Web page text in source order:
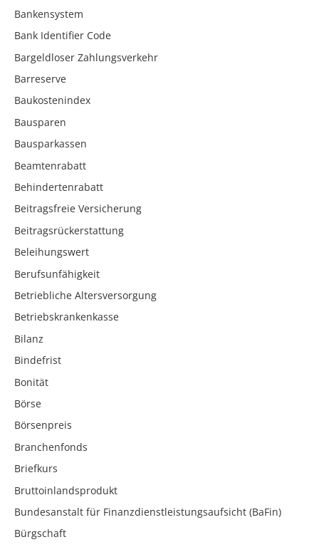
Bankensystem
Bank Identifier Code
Bargeldloser Zahlungsverkehr
Barreserve
Baukostenindex
Bausparen
Bausparkassen
Beamtenrabatt
Behindertenrabatt
Beitragsfreie Versicherung
Beitragsrückerstattung
Beleihungswert
Berufsunfähigkeit
Betriebliche Altersversorgung
Betriebskrankenkasse
Bilanz
Bindefrist
Bonität
Börse
Börsenpreis
Branchenfonds
Briefkurs
Bruttoinlandsprodukt
Bundesanstalt für Finanzdienstleistungsaufsicht (BaFin)
Bürgschaft